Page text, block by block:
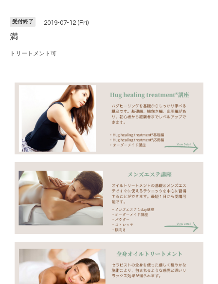
受付終了 2019-07-12 (Fri)
満
トリートメント可